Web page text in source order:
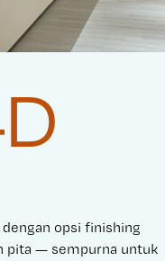
opsi finishing
pita — sempurna untuk